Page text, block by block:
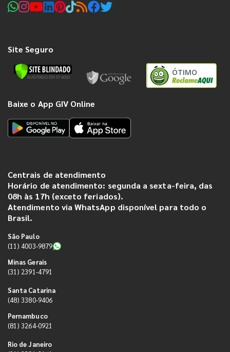
Site Seguro
ÓTIMO
Baixe o App GIV Online
Centrais de atendimento
Horário de atendimento: segunda a sexta-feira, das
08h às 17h (exceto feriados).
Atendimento via WhatsApp disponível para todo o
Brasil.
São Paulo
(11) 4003-9879
Minas Gerais
(31) 2391-4791
Santa Catarina
(48) 3380-9406
Pernambuco
(81) 3264-0921
Rio de Janeiro